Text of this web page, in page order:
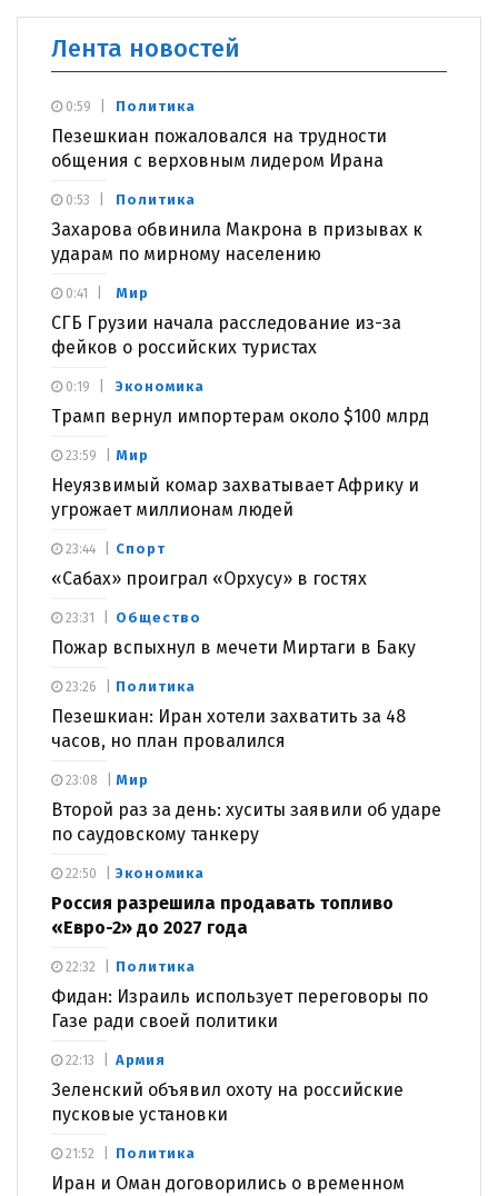
Лента новостей
Политика
Пезешкиан пожаловался на трудности
общения с верховным лидером Ирана
0:59
Политика
Захарова обвинила Макрона в призывах к
ударам по мирному населению
0:53
Мир
СГБ Грузии начала расследование из-за
фейков о российских туристах
0:41
Экономика
Трамп вернул импортерам около $100 млрд
0:19
Мир
Неуязвимый комар захватывает Африку и
угрожает миллионам людей
23:59
Спорт
«Сабах» проиграл «Орхусу» в гостях
23:44
Общество
Пожар вспыхнул в мечети Миртаги в Баку
23:31
Политика
Пезешкиан: Иран хотели захватить за 48
часов, но план провалился
23:26
Мир
Второй раз за день: хуситы заявили об ударе
по саудовскому танкеру
23:08
Экономика
Россия разрешила продавать топливо
«Евро-2» до 2027 года
22:50
Политика
Фидан: Израиль использует переговоры по
Газе ради своей политики
22:32
Армия
Зеленский объявил охоту на российские
пусковые установки
22:13
Политика
Иран и Оман договорились о временном
21:52